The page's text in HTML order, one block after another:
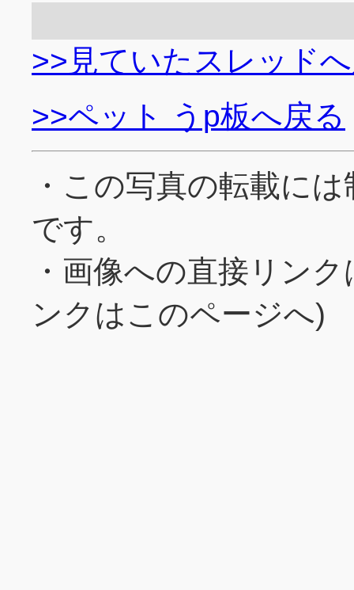
>>見ていたスレッド
>>ペット うp板へ戻る
・この写真の転載に
です。
・画像への直接リン
ンクはこのページへ)